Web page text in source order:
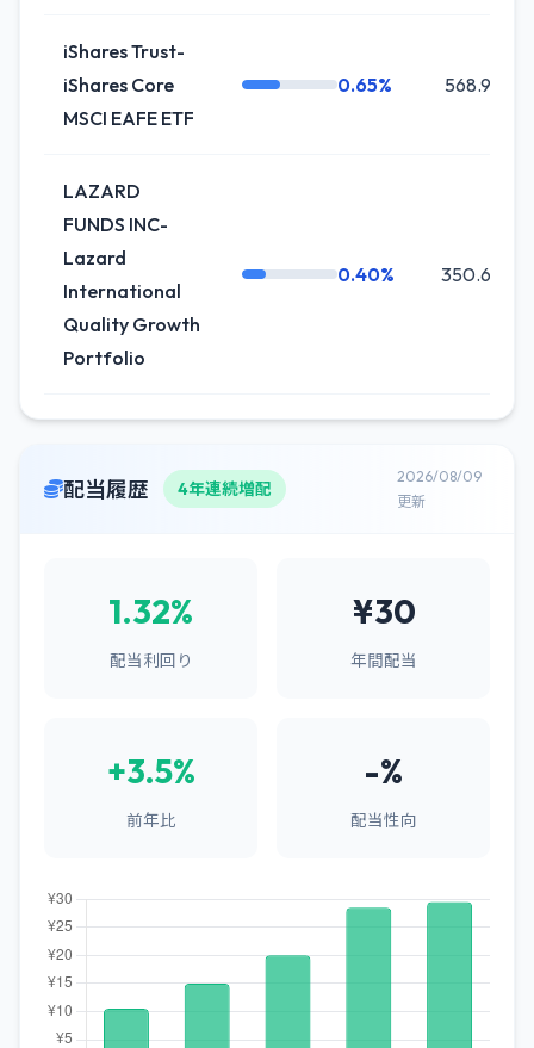
iShares Trust-
iShares Core
MSCI EAFE ETF
0.65% 568.9K
LAZARD
FUNDS INC-
Lazard
International
Quality Growth
Portfolio
0.40% 350.6K
配当履歴 4年連続増配
2026/08/09
更新
1.32%
配当利回り
¥30
年間配当
+3.5%
前年比
-%
配当性向